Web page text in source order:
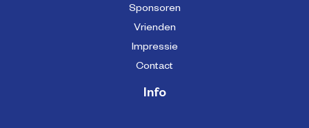
Sponsoren
Vrienden
Impressie
Contact
Info